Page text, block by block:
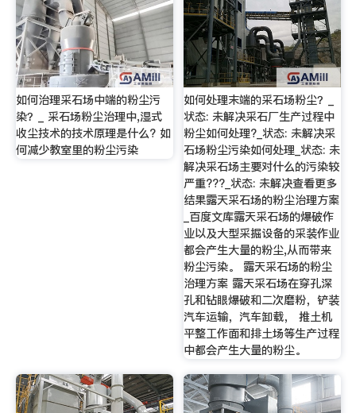
如何治理采石场中端的粉尘污
染？_ 采石场粉尘治理中,湿式
收尘技术的技术原理是什么? 如
何减少教室里的粉尘污染
如何处理末端的采石场粉尘？_
状态: 未解决采石厂生产过程中
粉尘如何处理?_状态: 未解决采
石场粉尘污染如何处理_状态: 未
解决采石场主要对什么的污染较
严重???_状态: 未解决查看更多
结果露天采石场的粉尘治理方案
_百度文库露天采石场的爆破作
业以及大型采掘设备的采装作业
都会产生大量的粉尘,从而带来
粉尘污染。 露天采石场的粉尘
治理方案 露天采石场在穿孔深
孔和钻眼爆破和二次磨粉，铲装
汽车运输，汽车卸载， 推土机
平整工作面和排土场等生产过程
中都会产生大量的粉尘。